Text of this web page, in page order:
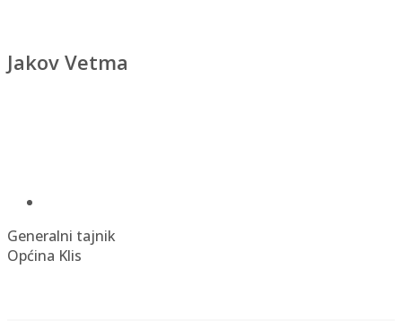
Jakov Vetma
Generalni tajnik
Općina Klis